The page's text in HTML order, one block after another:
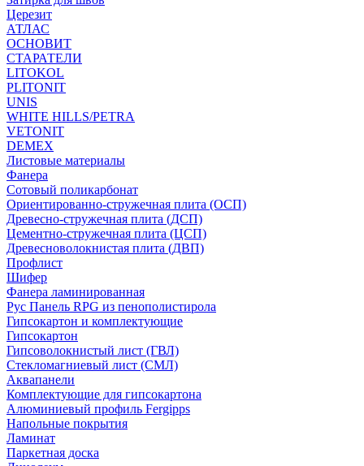
Церезит
АТЛАС
ОСНОВИТ
СТАРАТЕЛИ
LITOKOL
PLITONIT
UNIS
WHITE HILLS/PETRA
VETONIT
DEMEX
Листовые материалы
Фанера
Сотовый поликарбонат
Ориентированно-стружечная плита (ОСП)
Древесно-стружечная плита (ДСП)
Цементно-стружечная плита (ЦСП)
Древесноволокнистая плита (ДВП)
Профлист
Шифер
Фанера ламинированная
Рус Панель RPG из пенополистирола
Гипсокартон и комплектующие
Гипсокартон
Гипсоволокнистый лист (ГВЛ)
Стекломагниевый лист (СМЛ)
Аквапанели
Комплектующие для гипсокартона
Алюминиевый профиль Fergipps
Напольные покрытия
Ламинат
Паркетная доска